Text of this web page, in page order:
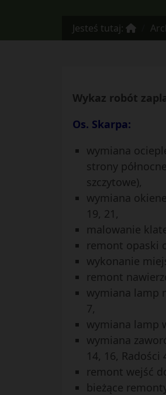
Jesteś tutaj:
Wykaz robót
Os. Skarpa:
wymiana
strony
szczytowe),
wymiana
19, 21,
malowanie
remont opaski
wykonanie
remont
wymiana lamp
7,
wymiana lamp
wymiana
14, 16, Radości
remont wejść
bieżące